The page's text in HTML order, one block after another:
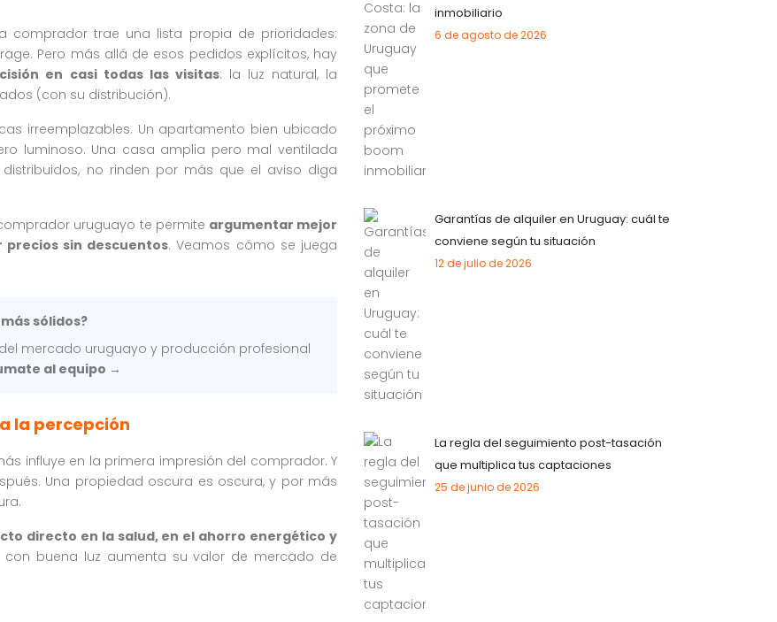
comprador trae una lista propia de prioridades:
Pero más allá de esos pedidos explícitos, hay
en casi todas las visitas: la luz natural, la
(con su distribución).
irreemplazables. Un apartamento bien ubicado
luminoso. Una casa amplia pero mal ventilada
no rinden por más que el aviso diga
uruguayo te permite argumentar mejor
sin descuentos. Veamos cómo se juega
sólidos?
mercado uruguayo y producción profesional
al equipo →
la percepción
influye en la primera impresión del comprador. Y
Una propiedad oscura es oscura, y por más
directo en la salud, en el ahorro energético y
con buena luz aumenta su valor de mercado de
inmobiliario
6 de agosto de 2026
Garantías de alquiler en Uruguay: cuál te
conviene según tu situación
12 de julio de 2026
La regla del seguimiento post-tasación
que multiplica tus captaciones
25 de junio de 2026